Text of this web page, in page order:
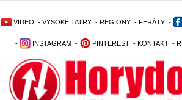
VIDEO - VYSOKÉ TATRY - REGIONY - FERÁTY -
- INSTAGRAM - PINTEREST - KONTAKT -